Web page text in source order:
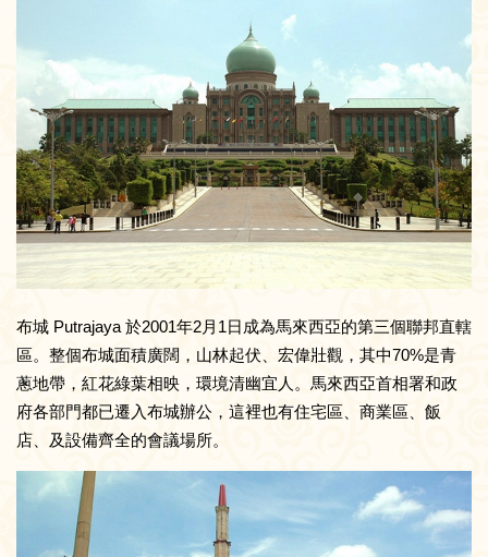
布城 Putrajaya 於2001年2月1日成為馬來西亞的第三個聯邦直轄
區。整個布城面積廣闊，山林起伏、宏偉壯觀，其中70%是青
蔥地帶，紅花綠葉相映，環境清幽宜人。馬來西亞首相署和政
府各部門都已遷入布城辦公，這裡也有住宅區、商業區、飯
店、及設備齊全的會議場所。